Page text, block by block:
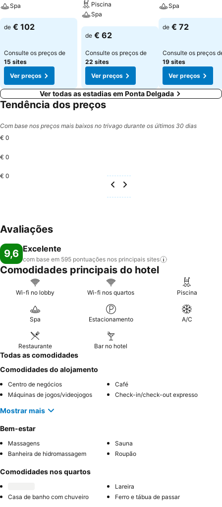
Spa
de € 102
Consulte os preços de
15 sites
Ver preços
Piscina
Spa
de € 62
Consulte os preços de
22 sites
Ver preços
Spa
de € 72
Consulte os preços
19 sites
Ver preços
Ver todas as estadias em Ponta Delgada
Tendência dos preços
Com base nos preços mais baixos no trivago durante os últimos 30 dias
€ 0
€ 0
€ 0
Avaliações
9,6 Excelente
com base em 595 pontuações nos principais sites
Comodidades principais do hotel
Wi-fi no lobby Wi-fi nos quartos Piscina
Spa Estacionamento A/C
Restaurante Bar no hotel
Todas as comodidades
Comodidades do alojamento
Centro de negócios
Café
Máquinas de jogos/videojogos
Check-in/check-out expresso
Mostrar mais
Bem-estar
Massagens
Sauna
Banheira de hidromassagem
Roupão
Comodidades nos quartos
Lareira
Casa de banho com chuveiro
Ferro e tábua de passar